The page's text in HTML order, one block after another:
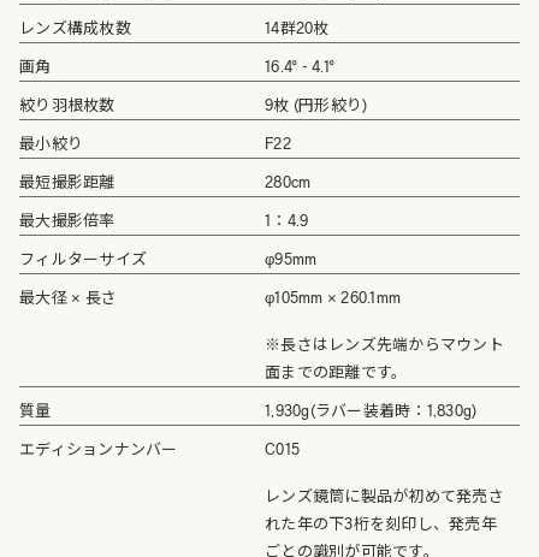
レンズ構成枚数 14群20枚
画角 16.4° - 4.1°
絞り羽根枚数 9枚 (円形絞り)
最小絞り F22
最短撮影距離 280cm
最大撮影倍率 1：4.9
フィルターサイズ φ95mm
最大径 × 長さ φ105mm × 260.1mm
※長さはレンズ先端からマウント
面までの距離です。
質量 1,930g(ラバー装着時：1,830g)
エディションナンバー C015
レンズ鏡筒に製品が初めて発売さ
れた年の下3桁を刻印し、発売年
ごとの識別が可能です。